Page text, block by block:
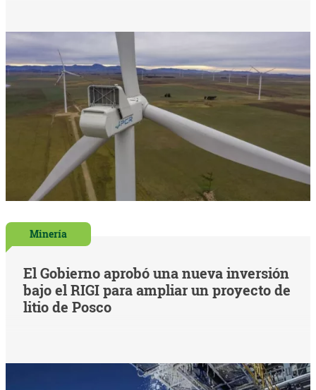
Minería
El Gobierno aprobó una nueva inversión
bajo el RIGI para ampliar un proyecto de
litio de Posco